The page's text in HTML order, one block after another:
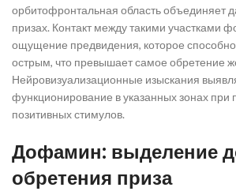
орбитофронтальная область объединяет
призах. Контакт между такими участками
ощущение предвидения, которое способно
острым, что превышает самое обретение
Нейровизуализационные изыскания
функционирование в указанных зонах при
позитивных стимулов.
Дофамин: выделение
обретения приза